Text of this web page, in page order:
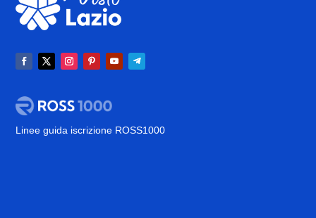
Linee guida iscrizione ROSS1000